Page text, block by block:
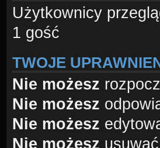
Użytkownicy
1 gość
TWOJE
Nie możesz
Nie możesz
Nie możesz
Nie możesz